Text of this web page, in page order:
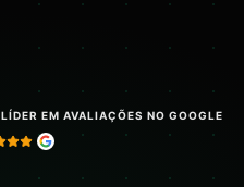
LÍDER EM AVALIAÇÕES NO GOOGLE